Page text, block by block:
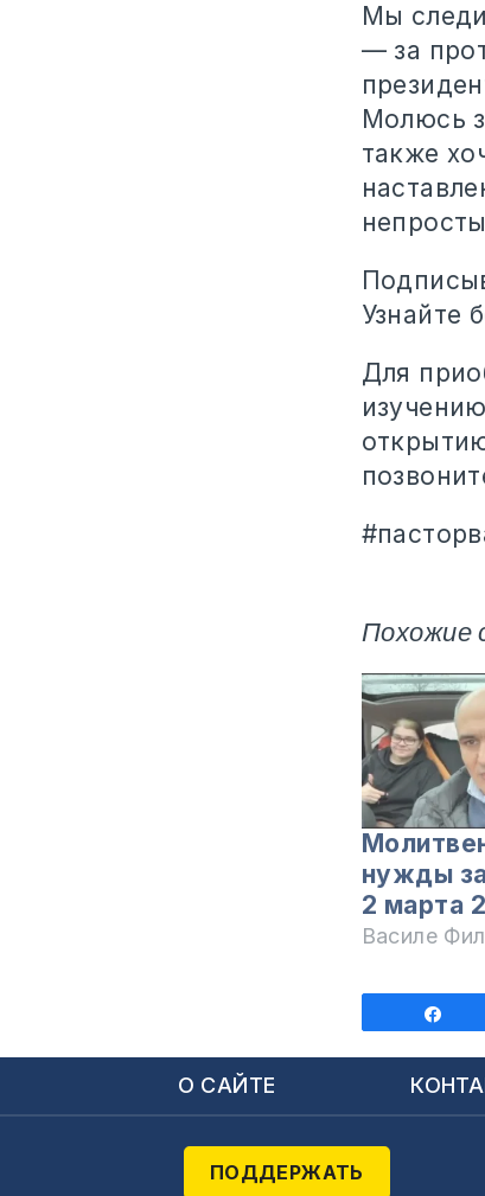
Мы
— за
Молюсь
также
Узнайте
Для
Похожие
нужды за
2 марта
Василе
О САЙТЕ
ПОДДЕРЖАТЬ